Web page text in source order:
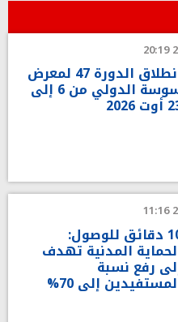
انطلاق الدورة 47 لمعرض
سوسة الدولي من 6 إلى
10 دقائق للوصول:
المدنية تهدف
رفع نسبة
إلى 70%